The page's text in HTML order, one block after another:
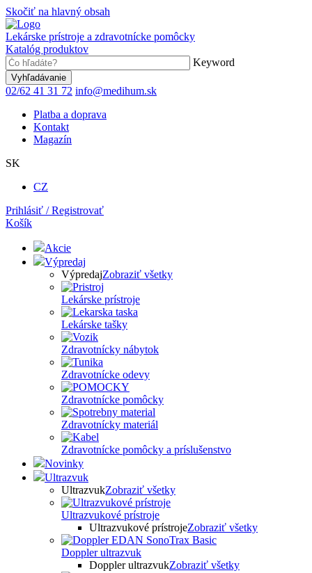
Skočiť na hlavný obsah
Lekárske prístroje a zdravotnícke pomôcky
Katalóg produktov
Keyword
02/62 41 31 72 info@medihum.sk
Platba a doprava
Kontakt
Magazín
SK
CZ
Prihlásiť / Registrovať
Košík
Akcie
Výpredaj
VýpredajZobraziť všetky
Lekárske prístroje
Lekárske tašky
Zdravotnícky nábytok
Zdravotnícke odevy
Zdravotnícke pomôcky
Zdravotnícky materiál
Zdravotnícke pomôcky a príslušenstvo
Novinky
Ultrazvuk
UltrazvukZobraziť všetky
Ultrazvukové prístroje
Ultrazvukové prístrojeZobraziť všetky
Doppler ultrazvuk
Doppler ultrazvukZobraziť všetky